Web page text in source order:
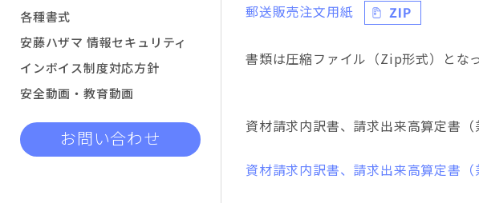
各種書式
安藤ハザマ 情報セキュリティ
インボイス制度対応方針
安全動画・教育動画
お問い合わせ
郵送販売注文用紙
書類は圧縮ファイル（Zip形式）とな
資材請求内訳書、請求出来高算定書
資材請求内訳書、請求出来高算定書（